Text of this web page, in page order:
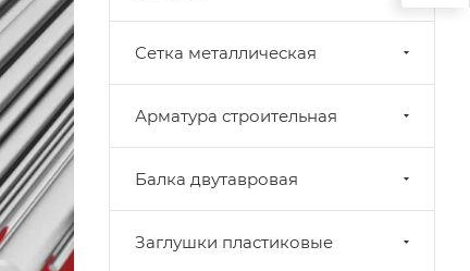
Cетка металлическая
Арматура строительная
Балка двутавровая
Заглушки пластиковые